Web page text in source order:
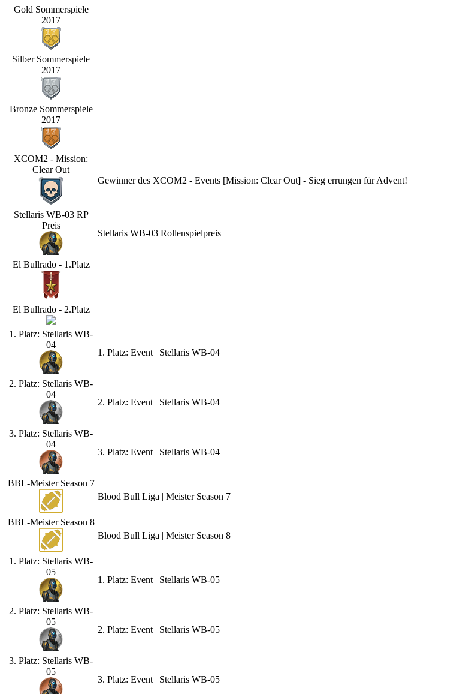
Gold Sommerspiele
2017
Silber Sommerspiele
2017
Bronze Sommerspiele
2017
XCOM2 - Mission:
Clear Out
Gewinner des XCOM2 - Events [Mission: Clear Out] - Sieg errungen für Advent!
Stellaris WB-03 RP
Preis
Stellaris WB-03 Rollenspielpreis
El Bullrado - 1.Platz
El Bullrado - 2.Platz
1. Platz: Stellaris WB-
04
1. Platz: Event | Stellaris WB-04
2. Platz: Stellaris WB-
04
2. Platz: Event | Stellaris WB-04
3. Platz: Stellaris WB-
04
3. Platz: Event | Stellaris WB-04
BBL-Meister Season 7
Blood Bull Liga | Meister Season 7
BBL-Meister Season 8
Blood Bull Liga | Meister Season 8
1. Platz: Stellaris WB-
05
1. Platz: Event | Stellaris WB-05
2. Platz: Stellaris WB-
05
2. Platz: Event | Stellaris WB-05
3. Platz: Stellaris WB-
05
3. Platz: Event | Stellaris WB-05